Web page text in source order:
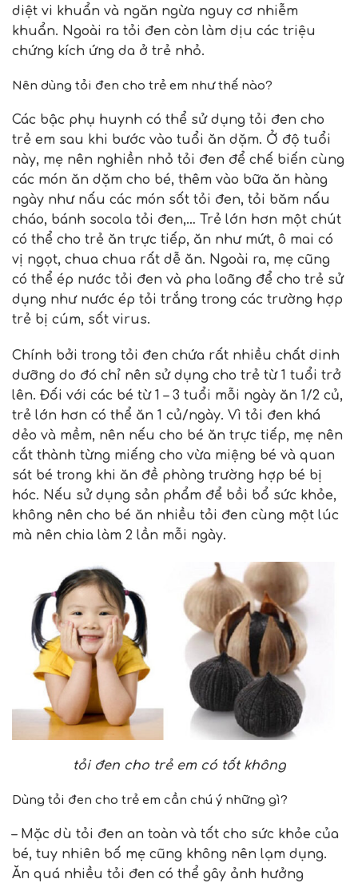
diệt vi khuẩn và ngăn ngừa nguy cơ nhiễm
khuẩn. Ngoài ra tỏi đen còn làm dịu các triệu
chứng kích ứng da ở trẻ nhỏ.
Nên dùng tỏi đen cho trẻ em như thế nào?
Các bậc phụ huynh có thể sử dụng tỏi đen cho
trẻ em sau khi bước vào tuổi ăn dặm. Ở độ tuổi
này, mẹ nên nghiền nhỏ tỏi đen để chế biến cùng
các món ăn dặm cho bé, thêm vào bữa ăn hàng
ngày như nấu các món sốt tỏi đen, tỏi băm nấu
cháo, bánh socola tỏi đen,… Trẻ lớn hơn một chút
có thể cho trẻ ăn trực tiếp, ăn như mứt, ô mai có
vị ngọt, chua chua rất dễ ăn. Ngoài ra, mẹ cũng
có thể ép nước tỏi đen và pha loãng để cho trẻ sử
dụng như nước ép tỏi trắng trong các trường hợp
trẻ bị cúm, sốt virus.
Chính bởi trong tỏi đen chứa rất nhiều chất dinh
dưỡng do đó chỉ nên sử dụng cho trẻ từ 1 tuổi trở
lên. Đối với các bé từ 1 – 3 tuổi mỗi ngày ăn 1/2 củ,
trẻ lớn hơn có thể ăn 1 củ/ngày. Vì tỏi đen khá
dẻo và mềm, nên nếu cho bé ăn trực tiếp, mẹ nên
cắt thành từng miếng cho vừa miệng bé và quan
sát bé trong khi ăn đề phòng trường hợp bé bị
hóc. Nếu sử dụng sản phẩm để bồi bổ sức khỏe,
không nên cho bé ăn nhiều tỏi đen cùng một lúc
mà nên chia làm 2 lần mỗi ngày.
tỏi đen cho trẻ em có tốt không
Dùng tỏi đen cho trẻ em cần chú ý những gì?
– Mặc dù tỏi đen an toàn và tốt cho sức khỏe của
bé, tuy nhiên bố mẹ cũng không nên lạm dụng.
Ăn quá nhiều tỏi đen có thể gây ảnh hưởng